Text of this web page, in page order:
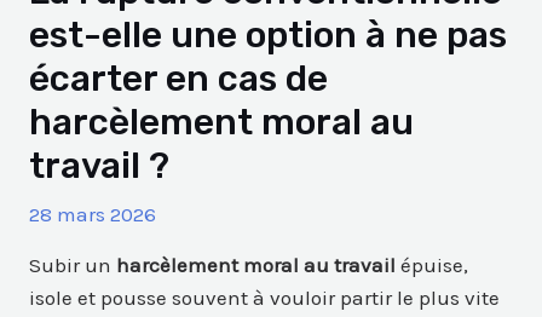
est-elle une option à ne pas
écarter en cas de
harcèlement moral au
travail ?
28 mars 2026
Subir un harcèlement moral au travail épuise,
isole et pousse souvent à vouloir partir le plus vite